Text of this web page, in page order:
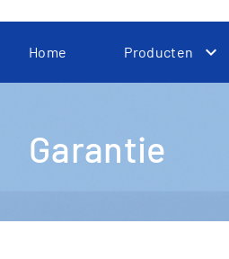
Home
Producten
Garantie